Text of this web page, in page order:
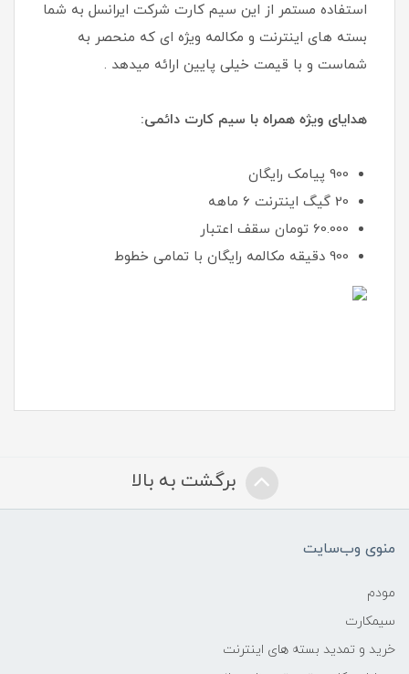
استفاده مستمر از این سیم کارت شرکت ایرانسل به شما
بسته های اینترنت و مکالمه ویژه ای که منحصر به
شماست و با قیمت خیلی پایین ارائه میدهد .
هدایای ویژه همراه با سیم کارت دائمی:
900 پیامک رایگان
20 گیگ اینترنت 6 ماهه
60.000 تومان سقف اعتبار
900 دقیقه مکالمه رایگان با تمامی خطوط
برگشت به بالا
منوی وب‌سایت
مودم
سیمکارت
خرید و تمدید بسته های اینترنت